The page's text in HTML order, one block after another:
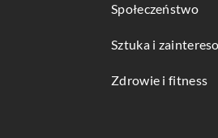
Społeczeństwo
Sztuka i
Zdrowie i fitness